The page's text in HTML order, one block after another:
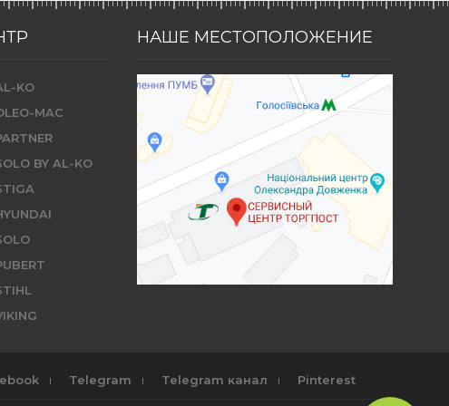
KO
MAC
BY AL-KO
НАШЕ МЕСТОПОЛОЖЕНИЕ
Telegram Telegram канал Pinterest